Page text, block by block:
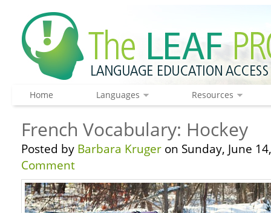
Home Languages Resources
French Vocabulary: Hockey
Posted by Barbara Kruger on Sunday, June
Comment